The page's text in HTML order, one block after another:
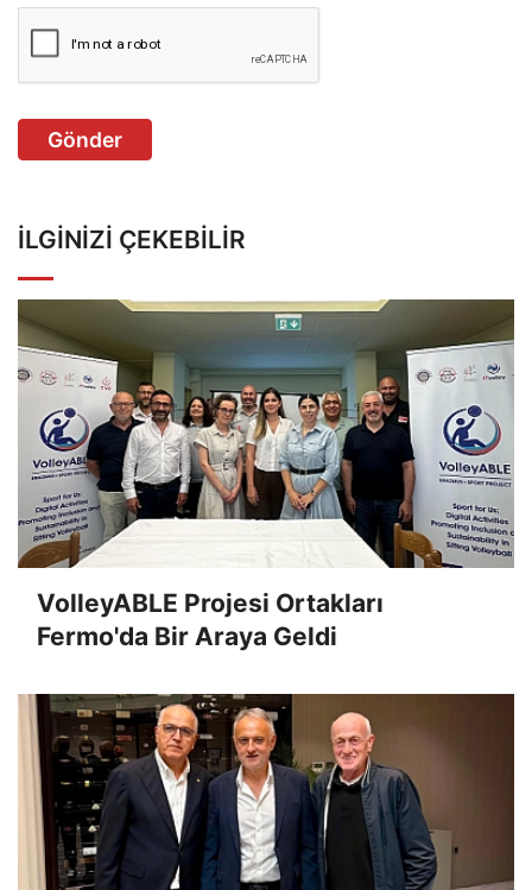
Gönder
İLGINIZI ÇEKEBILIR
VolleyABLE Projesi Ortakları
Fermo'da Bir Araya Geldi